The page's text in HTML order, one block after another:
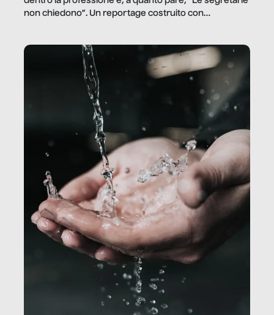
non chiedono”. Un reportage costruito con